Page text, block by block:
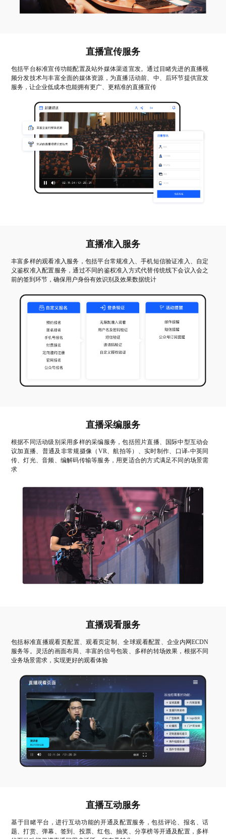
直播宣传服务
包括平台标准宣传功能配置及站外媒体渠道宣发。通过目睹先进的直播视
频分发技术与丰富全面的媒体资源，为直播活动前、中、后环节提供宣发
服务，让企业低成本也能拥有更广、更精准的直播宣传
直播准入服务
丰富多样的观看准入服务，包括平台常规准入、手机短信验证准入、自定
义鉴权准入配置服务，通过不同的鉴权准入方式代替传统线下会议入会之
前的签到环节，确保用户身份有效识别及效果数据统计
直播采编服务
根据不同活动级别采用多样的采编服务，包括照片直播、国际中型互动会
议加直播、普通及非常规摄像（VR、航拍等）、实时制作、口译-中英同
传、灯光、音频、编解码传输等服务，用更适合的方式满足不同的场景需
求
直播观看服务
包括标准直播观看页配置、观看页定制、全球观看配置、企业内网ECDN
服务等。灵活的画面布局、丰富的信号包装、多样的转场效果，根据不同
业务场景需求，实现更好的观看体验
直播互动服务
基于目睹平台，进行互动功能的开通及配置服务，包括评论、报名、话
题、打赏、弹幕、签到、投票、红包、抽奖、分享榜等开通及配置，多样